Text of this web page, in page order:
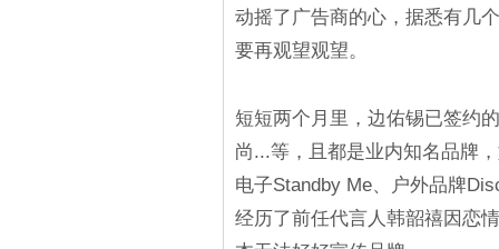
动摇了广告商的心，据悉有几
要再观望观望。
短短两个月里，边佑锡已签约
尚...等，且都是业内知名品牌
电子Standby Me、户外品牌
经历了前任代言人韩韶禧因恋